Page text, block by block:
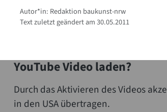
Autor*in: Redaktion baukunst-nrw
Text zuletzt geändert am 30.05.2011
YouTube Video laden?
Durch das Aktivieren des Videos
in den USA übertragen.